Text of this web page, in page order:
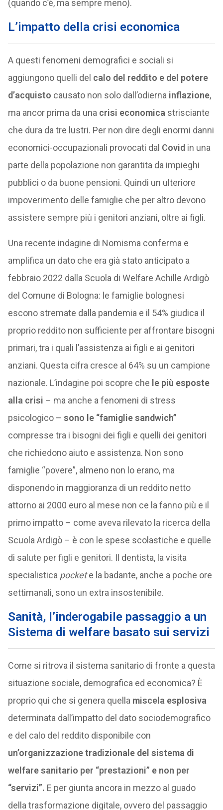
(quando c’è, ma sempre meno).
L’impatto della crisi economica
A questi fenomeni demografici e sociali si
aggiungono quelli del calo del reddito e del potere
d’acquisto causato non solo dall’odierna inflazione,
ma ancor prima da una crisi economica strisciante
che dura da tre lustri. Per non dire degli enormi danni
economici-occupazionali provocati dal Covid in una
parte della popolazione non garantita da impieghi
pubblici o da buone pensioni. Quindi un ulteriore
impoverimento delle famiglie che per altro devono
assistere sempre più i genitori anziani, oltre ai figli.
Una recente indagine di Nomisma conferma e
amplifica un dato che era già stato anticipato a
febbraio 2022 dalla Scuola di Welfare Achille Ardigò
del Comune di Bologna: le famiglie bolognesi
escono stremate dalla pandemia e il 54% giudica il
proprio reddito non sufficiente per affrontare bisogni
primari, tra i quali l’assistenza ai figli e ai genitori
anziani. Questa cifra cresce al 64% su un campione
nazionale. L’indagine poi scopre che le più esposte
alla crisi – ma anche a fenomeni di stress
psicologico – sono le “famiglie sandwich”
compresse tra i bisogni dei figli e quelli dei genitori
che richiedono aiuto e assistenza. Non sono
famiglie “povere”, almeno non lo erano, ma
disponendo in maggioranza di un reddito netto
attorno ai 2000 euro al mese non ce la fanno più e il
primo impatto – come aveva rilevato la ricerca della
Scuola Ardigò – è con le spese scolastiche e quelle
di salute per figli e genitori. Il dentista, la visita
specialistica pockete la badante, anche a poche ore
settimanali, sono un extra insostenibile.
Sanità, l’inderogabile passaggio a un
Sistema di welfare basato sui servizi
Come si ritrova il sistema sanitario di fronte a questa
situazione sociale, demografica ed economica? È
proprio qui che si genera quella miscela esplosiva
determinata dall’impatto del dato sociodemografico
e del calo del reddito disponibile con
un’organizzazione tradizionale del sistema di
welfare sanitario per “prestazioni” e non per
“servizi”. E per giunta ancora in mezzo al guado
della trasformazione digitale, ovvero del passaggio